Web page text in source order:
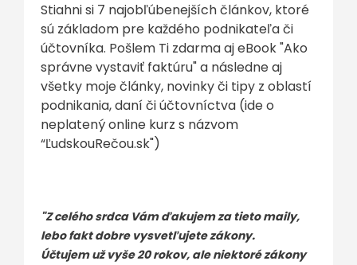
Stiahni si 7 najobľúbenejších článkov, ktoré
sú základom pre každého podnikateľa či
účtovníka. Pošlem Ti zdarma aj eBook "Ako
správne vystaviť faktúru" a následne aj
všetky moje články, novinky či tipy z oblastí
podnikania, daní či účtovníctva (ide o
neplatený online kurz s názvom
“ĽudskouRečou.sk")
"Z celého srdca Vám ďakujem za tieto maily,
lebo fakt dobre vysvetľujete zákony.
Účtujem už vyše 20 rokov, ale niektoré zákony